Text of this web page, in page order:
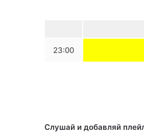
23:00
Слушай и добавляй